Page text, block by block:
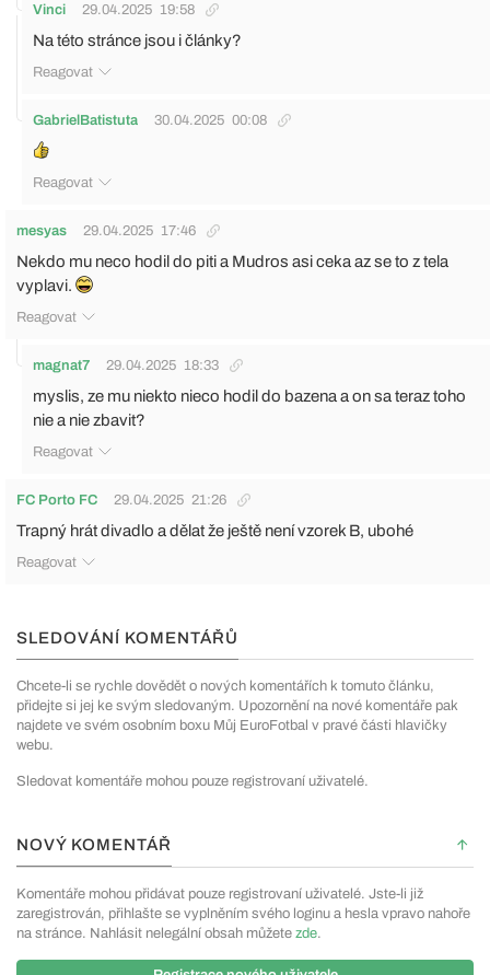
Vinci 29.04.2025 19:58
Na této stránce jsou i články?
Reagovat
GabrielBatistuta 30.04.2025 00:08
Reagovat
mesyas 29.04.2025 17:46
Nekdo mu neco hodil do piti a Mudros asi ceka az se to z tela
vyplavi.
Reagovat
magnat7 29.04.2025 18:33
myslis, ze mu niekto nieco hodil do bazena a on sa teraz toho
nie a nie zbavit?
Reagovat
FC Porto FC 29.04.2025 21:26
Trapný hrát divadlo a dělat že ještě není vzorek B, ubohé
Reagovat
SLEDOVÁNÍ KOMENTÁŘŮ
Chcete-li se rychle dovědět o nových komentářích k tomuto článku,
přidejte si jej ke svým sledovaným. Upozornění na nové komentáře pak
najdete ve svém osobním boxu Můj EuroFotbal v pravé části hlavičky
webu.
Sledovat komentáře mohou pouze registrovaní uživatelé.
NOVÝ KOMENTÁŘ
Komentáře mohou přidávat pouze registrovaní uživatelé. Jste-li již
zaregistrován, přihlašte se vyplněním svého loginu a hesla vpravo nahoře
na stránce. Nahlásit nelegální obsah můžete zde.